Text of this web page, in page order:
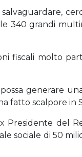
340 grandi
fiscali molto
generare
fatto scalpore in
del
sociale di 50